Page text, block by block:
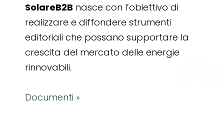
SolareB2B nasce con l’obiettivo di
realizzare e diffondere strumenti
editoriali che possano supportare la
crescita del mercato delle energie
rinnovabili.
Documenti »